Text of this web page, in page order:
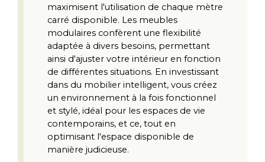
maximisent l'utilisation de chaque mètre
carré disponible. Les meubles
modulaires confèrent une flexibilité
adaptée à divers besoins, permettant
ainsi d'ajuster votre intérieur en fonction
de différentes situations. En investissant
dans du mobilier intelligent, vous créez
un environnement à la fois fonctionnel
et stylé, idéal pour les espaces de vie
contemporains, et ce, tout en
optimisant l'espace disponible de
manière judicieuse.